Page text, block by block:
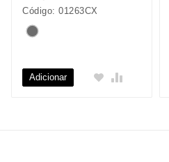
Código: 01263CX
Adicionar